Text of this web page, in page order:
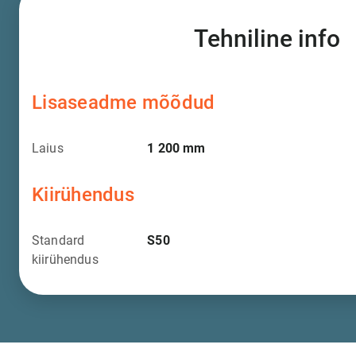
Tehniline info
Lisaseadme mõõdud
Laius 1 200mm
Kiirühendus
Standard
kiirühendus
S50